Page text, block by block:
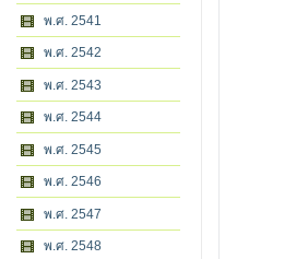
พ.ศ. 2541
พ.ศ. 2542
พ.ศ. 2543
พ.ศ. 2544
พ.ศ. 2545
พ.ศ. 2546
พ.ศ. 2547
พ.ศ. 2548